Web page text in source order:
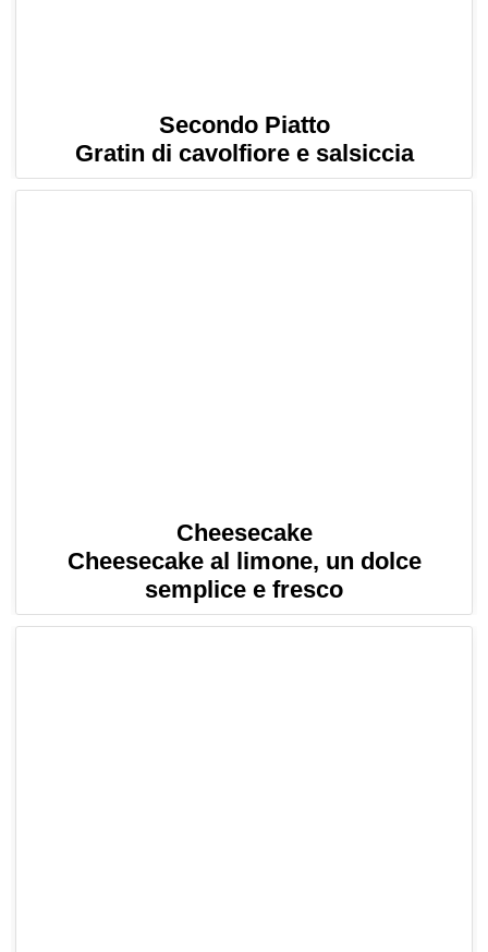
Secondo Piatto
Gratin di cavolfiore e salsiccia
Cheesecake
Cheesecake al limone, un dolce
semplice e fresco